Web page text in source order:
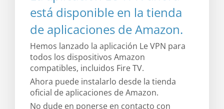
está disponible en la tienda
de aplicaciones de Amazon.
Hemos lanzado la aplicación Le VPN para
todos los dispositivos Amazon
compatibles, incluidos Fire TV.
Ahora puede instalarlo desde la tienda
oficial de aplicaciones de Amazon.
No dude en ponerse en contacto con